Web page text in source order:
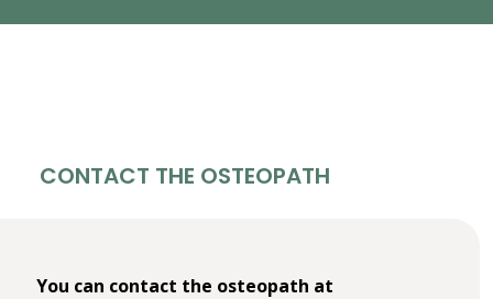
CONTACT THE OSTEOPATH
You can contact the osteopath at